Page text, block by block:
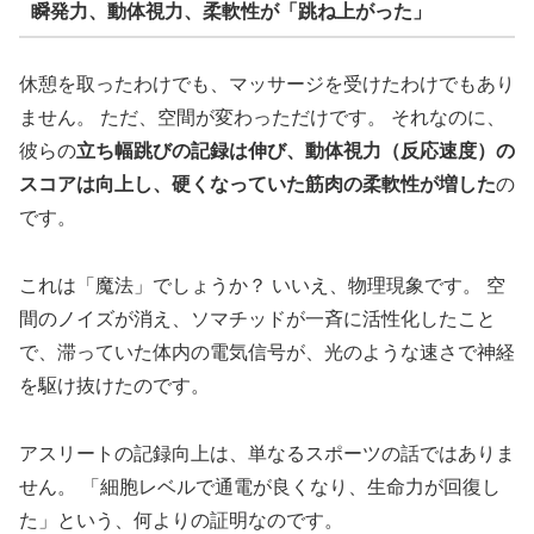
瞬発力、動体視力、柔軟性が「跳ね上がった」
休憩を取ったわけでも、マッサージを受けたわけでもあり
ません。 ただ、空間が変わっただけです。 それなのに、
彼らの立ち幅跳びの記録は伸び、動体視力（反応速度）の
スコアは向上し、硬くなっていた筋肉の柔軟性が増したの
です。
これは「魔法」でしょうか？ いいえ、物理現象です。 空
間のノイズが消え、ソマチッドが一斉に活性化したこと
で、滞っていた体内の電気信号が、光のような速さで神経
を駆け抜けたのです。
アスリートの記録向上は、単なるスポーツの話ではありま
せん。 「細胞レベルで通電が良くなり、生命力が回復し
た」という、何よりの証明なのです。